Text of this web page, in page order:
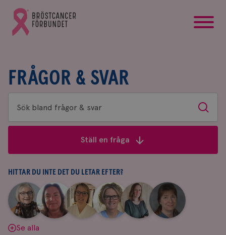
Gå
till
Bröstcancerförbundets
FRÅGOR & SVAR
Sök
bland
&
svar
Sök
Ställ en fråga
HITTAR DU INTE DET DU LETAR EFTER?
Aina
Johnsson
|
Anne
Andersson
Fredrika
Killander
|
Jeanette
Bäcklund
|
Maria
Edegran
|
Yvette
Andersson
Se alla